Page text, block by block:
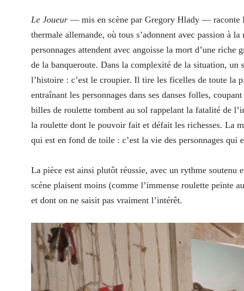
Le Joueur — mis en scène par Gregory Hlady — raconte
thermale allemande, où tous s’adonnent avec passion à
personnages attendent avec angoisse la mort d’une
de la banqueroute. Dans la complexité de la situation,
l’histoire : c’est le croupier. Il tire les ficelles de toute la
entraînant les personnages dans ses danses folles,
billes de roulette tombent au sol rappelant la fatalité de
la roulette dont le pouvoir fait et défait les richesses. La
qui est en fond de toile : c’est la vie des personnages qui
La pièce est ainsi plutôt réussie, avec un rythme soutenu
scène plaisent moins (comme l’immense roulette peinte
et dont on ne saisit pas vraiment l’intérêt.